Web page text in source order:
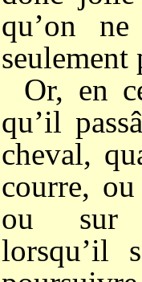
qu’on ne
seulement
Or, en
qu’il
cheval,
courre,
ou sur
lorsqu’il